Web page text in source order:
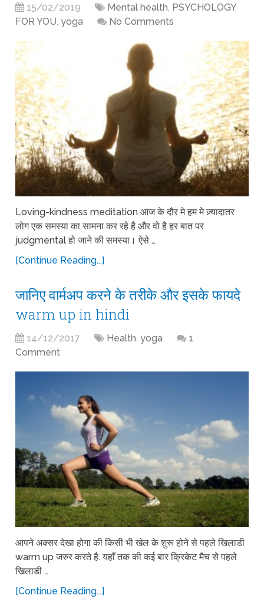
15/02/2019 Mental health, PSYCHOLOGY
FOR YOU, yoga No Comments
Loving-kindness meditation आज के दौर मे हम मे ज़्यादातर
लोग एक समस्या का सामना कर रहे है और वो है हर बात पर
judgmental हो जाने की समस्या। ऐसे …
[Continue Reading...]
जानिए वार्मअप करने के तरीके और इसके फायदे
warm up in hindi
14/12/2017 Health, yoga
1
Comment
आपने अक्सर देखा होगा की किसी भी खेल के शुरू होने से पहले खिलाडी
warm up जरुर करते है. यहाँ तक की कई बार क्रिकेट मैच से पहले
खिलाडी …
[Continue Reading...]